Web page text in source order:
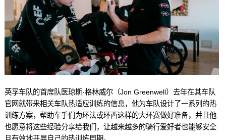
英孚车队的首席队医琼斯·格林威尔（Jon Greenwell）去年在其车队
官网就带来相关车队热适应训练的信息，他为车队设计了一系列的热
训练方案，帮助车手们为环法或环西这样的大环赛做好准备，并且他
也愿意将这些经验分享给我们，让越来越多的骑行爱好者也能够安全
且有效地开展自己的热训练周期。